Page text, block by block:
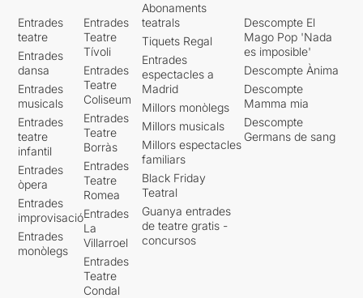
Entrades
teatre
Entrades
dansa
Entrades
musicals
Entrades
teatre
infantil
Entrades
òpera
Entrades
improvisació
Entrades
monòlegs
Entrades
Teatre
Tívoli
Entrades
Teatre
Coliseum
Entrades
Teatre
Borràs
Entrades
Teatre
Romea
Entrades
La
Villarroel
Entrades
Teatre
Condal
Abonaments
teatrals
Tiquets Regal
Entrades
espectacles a
Madrid
Millors monòlegs
Millors musicals
Millors espectacles
familiars
Black Friday
Teatral
Guanya entrades
de teatre gratis -
concursos
Descompte El
Mago Pop 'Nada
es imposible'
Descompte Ànima
Descompte
Mamma mia
Descompte
Germans de sang